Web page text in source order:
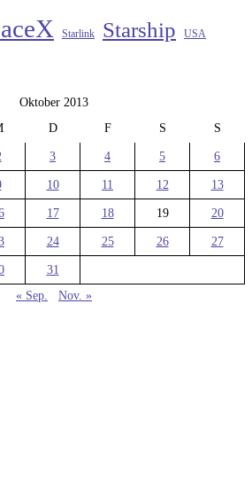
Starlink Starship USA
Oktober 2013
D F S S
3 4 5 6
10 11 12 13
17 18 19 20
24 25 26 27
31
« Sep.
Nov. »